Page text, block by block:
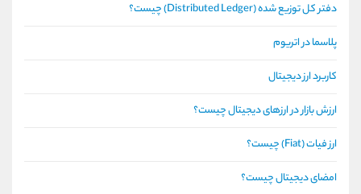
دفتر کل توزیع شده (Distributed Ledger) چیست؟
پلاسما در اتریوم
کاربرد ارز دیجیتال
ارزش بازار در ارزهای دیجیتال چیست؟
ارز فیات (Fiat) چیست؟
امضای دیجیتال چیست؟